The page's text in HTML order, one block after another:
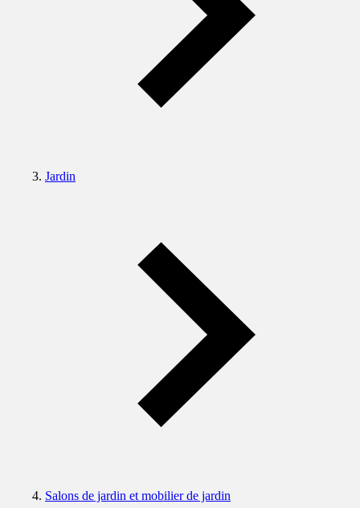
Jardin
Salons de jardin et mobilier de jardin